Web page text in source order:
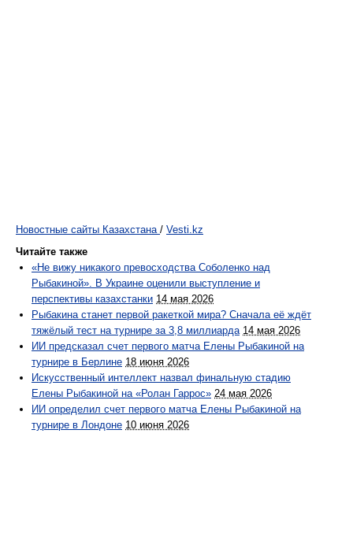
Новостные сайты Казахстана / Vesti.kz
Читайте также
«Не вижу никакого превосходства Соболенко над
Рыбакиной». В Украине оценили выступление и
перспективы казахстанки 14 мая 2026
Рыбакина станет первой ракеткой мира? Сначала её ждёт
тяжёлый тест на турнире за 3,8 миллиарда 14 мая 2026
ИИ предсказал счет первого матча Елены Рыбакиной на
турнире в Берлине 18 июня 2026
Искусственный интеллект назвал финальную стадию
Елены Рыбакиной на «Ролан Гаррос» 24 мая 2026
ИИ определил счет первого матча Елены Рыбакиной на
турнире в Лондоне 10 июня 2026